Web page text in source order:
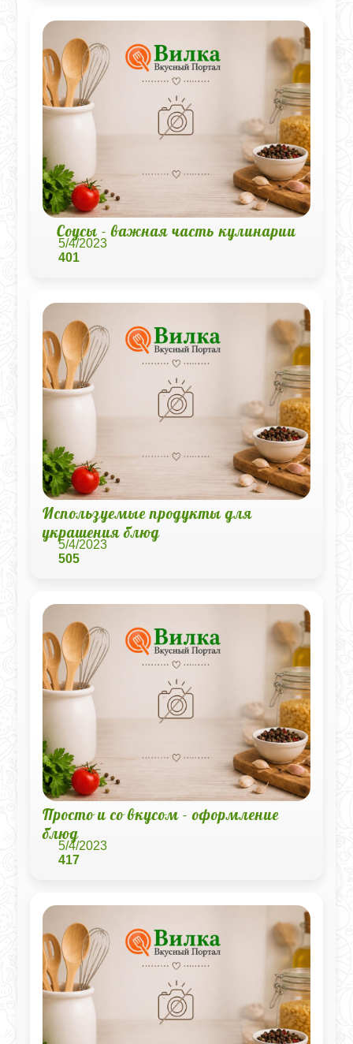
Соусы - важная часть кулинарии
5/4/2023
401
Используемые продукты для
украшения блюд
5/4/2023
505
Просто и со вкусом - оформление
блюд
5/4/2023
417